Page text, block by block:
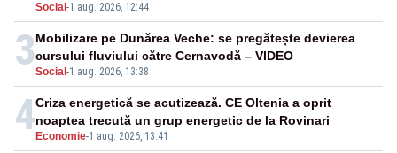
Social -1 aug. 2026, 12:44
3Social -1 aug. 2026, 13:38
Mobilizare pe Dunărea Veche: se pregătește devierea
cursului fluviului către Cernavodă – VIDEO
4 Economie-1 aug. 2026, 13:41
Criza energetică se acutizează. CE Oltenia a oprit
noaptea trecută un grup energetic de la Rovinari